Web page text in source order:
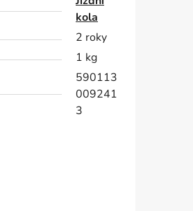
kola
2 roky
1 kg
590113
009241
3